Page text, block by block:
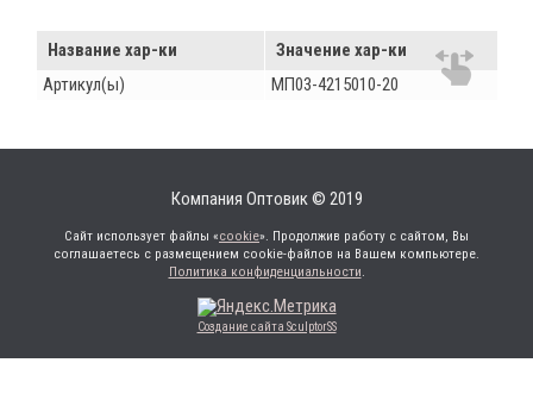
Название хар-ки
Значение хар-ки
Артикул(ы)
МП03-4215010-20
Компания Оптовик © 2019
Сайт использует файлы «cookie». Продолжив работу с сайтом, Вы
соглашаетесь с размещением cookie-файлов на Вашем компьютере.
Политика конфиденциальности.
Создание сайта SculptorSS